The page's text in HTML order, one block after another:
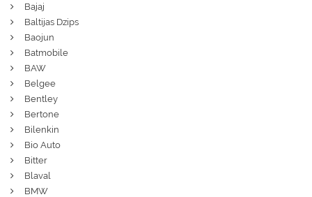
Bajaj
Baltijas Dzips
Baojun
Batmobile
BAW
Belgee
Bentley
Bertone
Bilenkin
Bio Auto
Bitter
Blaval
BMW